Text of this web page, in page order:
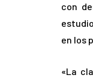
con
en los
«La